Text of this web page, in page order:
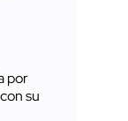
por
su